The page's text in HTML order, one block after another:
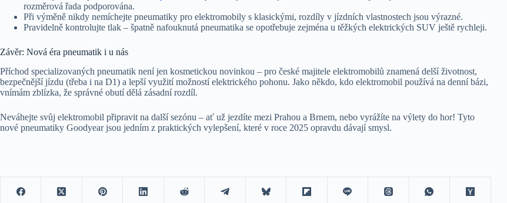
rozměrová řada podporována.
Při výměně nikdy nemíchejte pneumatiky pro elektromobily s klasickými, rozdíly v jízdních vlastnostech jsou výrazné.
Pravidelně kontrolujte tlak – špatně nafouknutá pneumatika se opotřebuje zejména u těžkých elektrických SUV ještě rychleji.
Závěr: Nová éra pneumatik i u nás
Příchod specializovaných pneumatik není jen kosmetickou novinkou – pro české majitele elektromobilů znamená delší životnost,
bezpečnější jízdu (třeba i na D1) a lepší využití možností elektrického pohonu. Jako někdo, kdo elektromobil používá na denní bázi,
vnímám zblízka, že správné obutí dělá zásadní rozdíl.
Neváhejte svůj elektromobil připravit na další sezónu – ať už jezdíte mezi Prahou a Brnem, nebo vyrážíte na výlety do hor! Tyto
nové pneumatiky Goodyear jsou jedním z praktických vylepšení, které v roce 2025 opravdu dávají smysl.